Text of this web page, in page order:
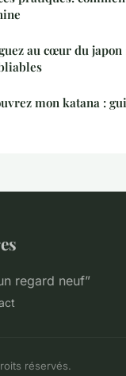
au cœur du
mon katana :
regard neuf”
réservés.